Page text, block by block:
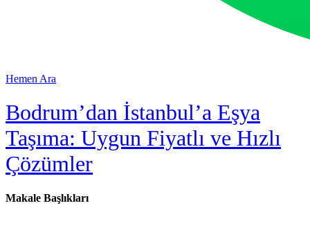
Hemen Ara
Bodrum’dan İstanbul’a Eşya
Taşıma: Uygun Fiyatlı ve Hızlı
Çözümler
Makale Başlıkları